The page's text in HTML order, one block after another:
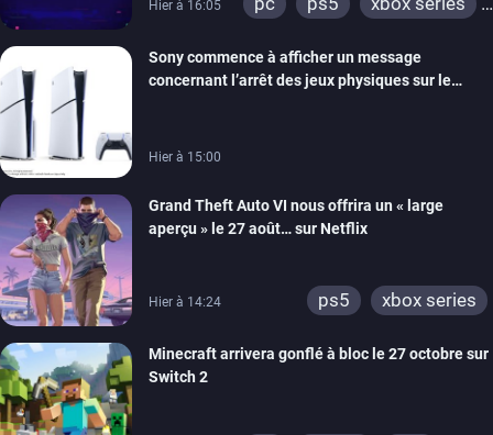
Hier à 16:05
ps4
xbox one
switch 2
Sony commence à afficher un message
concernant l’arrêt des jeux physiques sur le
Hier à 15:00
Grand Theft Auto VI nous offrira un « large
aperçu » le 27 août… sur Netflix
Hier à 14:24 ps5 xbox series
Minecraft arrivera gonflé à bloc le 27 octobre sur
Switch 2